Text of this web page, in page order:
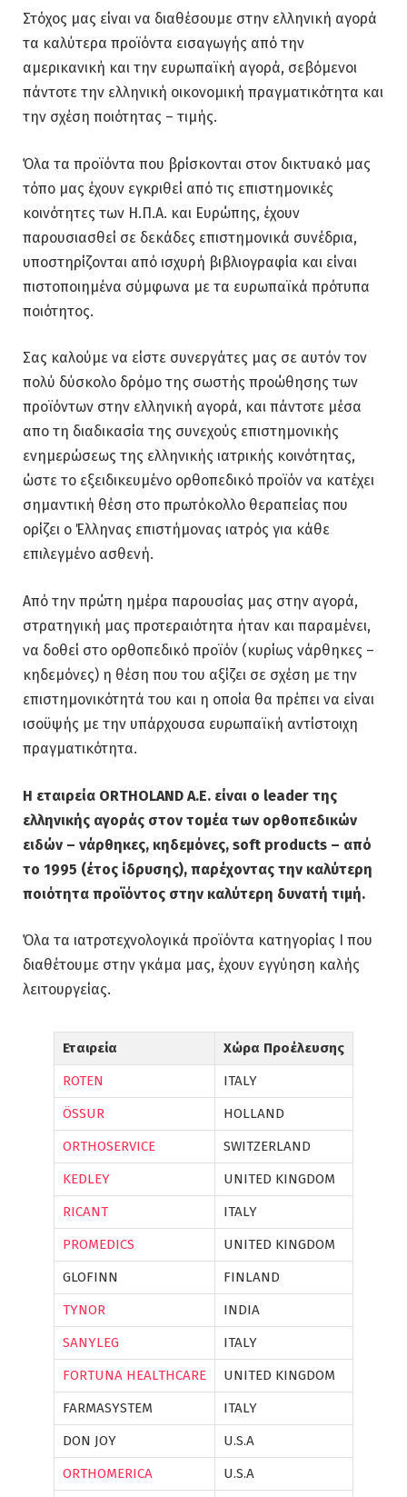
Στόχος μας είναι να διαθέσουμε στην ελληνική αγορά
τα καλύτερα προϊόντα εισαγωγής από την
αμερικανική και την ευρωπαϊκή αγορά, σεβόμενοι
πάντοτε την ελληνική οικονομική πραγματικότητα και
την σχέση ποιότητας – τιμής.
Όλα τα προϊόντα που βρίσκονται στον δικτυακό μας
τόπο μας έχουν εγκριθεί από τις επιστημονικές
κοινότητες των Η.Π.Α. και Ευρώπης, έχουν
παρουσιασθεί σε δεκάδες επιστημονικά συνέδρια,
υποστηρίζονται από ισχυρή βιβλιογραφία και είναι
πιστοποιημένα σύμφωνα με τα ευρωπαϊκά πρότυπα
ποιότητος.
Σας καλούμε να είστε συνεργάτες μας σε αυτόν τον
πολύ δύσκολο δρόμο της σωστής προώθησης των
προϊόντων στην ελληνική αγορά, και πάντοτε μέσα
απο τη διαδικασία της συνεχούς επιστημονικής
ενημερώσεως της ελληνικής ιατρικής κοινότητας,
ώστε το εξειδικευμένο ορθοπεδικό προϊόν να κατέχει
σημαντική θέση στο πρωτόκολλο θεραπείας που
ορίζει ο Έλληνας επιστήμονας ιατρός για κάθε
επιλεγμένο ασθενή.
Από την πρώτη ημέρα παρουσίας μας στην αγορά,
στρατηγική μας προτεραιότητα ήταν και παραμένει,
να δοθεί στο ορθοπεδικό προϊόν (κυρίως νάρθηκες –
κηδεμόνες) η θέση που του αξίζει σε σχέση με την
επιστημονικότητά του και η οποία θα πρέπει να είναι
ισοϋψής με την υπάρχουσα ευρωπαϊκή αντίστοιχη
πραγματικότητα.
H εταιρεία ORTHOLAND A.E. είναι ο leader της
ελληνικής αγοράς στον τομέα των ορθοπεδικών
ειδών – νάρθηκες, κηδεμόνες, soft products – από
το 1995 (έτος ίδρυσης), παρέχοντας την καλύτερη
ποιότητα προϊόντος στην καλύτερη δυνατή τιμή.
Όλα τα ιατροτεχνολογικά προϊόντα κατηγορίας Ι που
διαθέτουμε στην γκάμα μας, έχουν εγγύηση καλής
λειτουργείας.
Εταιρεία
Χώρα Προέλευσης
ROTEN
ITALY
ÖSSUR
HOLLAND
ORTHOSERVICE
SWITZERLAND
KEDLEY
UNITED KINGDOM
RICANT
ITALY
PROMEDICS
UNITED KINGDOM
GLOFINN
FINLAND
TYNOR
INDIA
SANYLEG
ITALY
FORTUNA HEALTHCARE
UNITED KINGDOM
FARMASYSTEM
ITALY
DON JOY
U.S.A
ORTHOMERICA
U.S.A